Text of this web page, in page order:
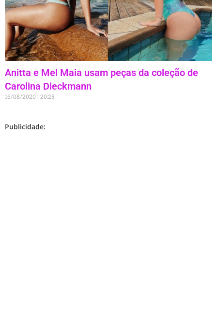
Anitta e Mel Maia usam peças da coleção de
Carolina Dieckmann
16/08/2020 20:25
Publicidade: